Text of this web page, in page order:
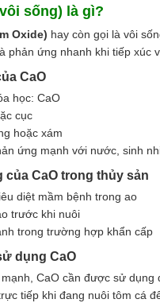
sống) là gì?
Oxide) hay còn gọi là vôi
phản ứng nhanh khi tiếp xúc
CaO
học: CaO
cục
hoặc xám
ứng mạnh với nước, sinh
của CaO trong thủy sản
diệt mầm bệnh trong ao
trước khi nuôi
trong trường hợp khẩn cấp
dụng CaO
CaO cần được sử dụng
tiếp khi đang nuôi tôm cá